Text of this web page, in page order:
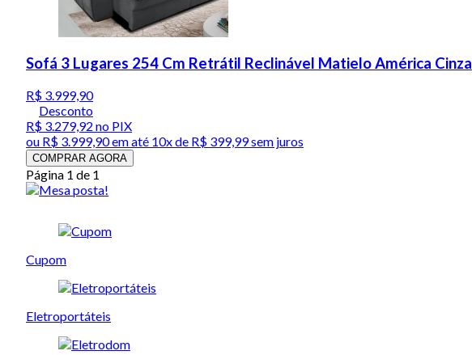
Sofá 3 Lugares 254 Cm Retrátil Reclinável Matielo América Cinza
R$ 3.999,90
Desconto
R$ 3.279,92 no PIX
ou R$ 3.999,90em até 10x de R$ 399,99 sem juros
COMPRAR AGORA
Página 1 de 1
Cupom
Eletroportáteis